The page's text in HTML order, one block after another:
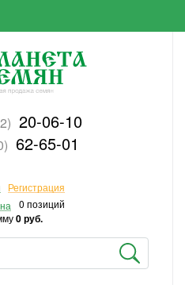
20-06-10
62-65-01
Регистрация
0 позиций
0 руб.